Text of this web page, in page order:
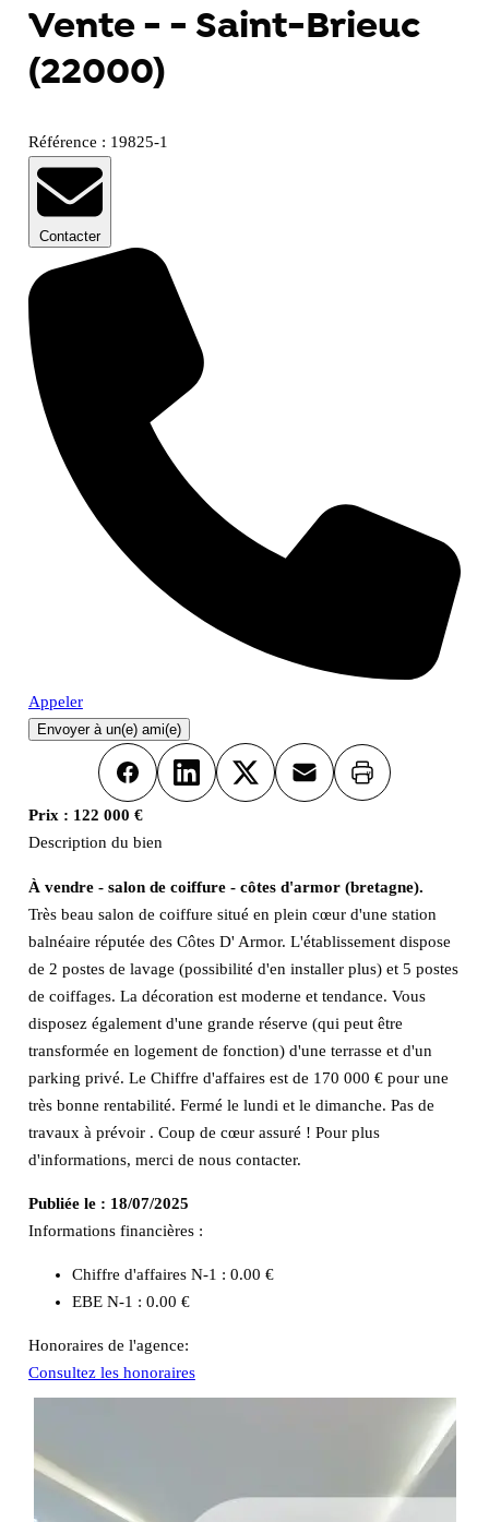
Vente - - Saint-Brieuc
(22000)
Référence : 19825-1
Contacter
Appeler
Envoyer à un(e) ami(e)
FacebookLinkedInX Email Imprimer
Prix : 122 000 €
Description du bien
À vendre - salon de coiffure - côtes d'armor (bretagne).
Très beau salon de coiffure situé en plein cœur d'une station
balnéaire réputée des Côtes D' Armor. L'établissement dispose
de 2 postes de lavage (possibilité d'en installer plus) et 5 postes
de coiffages. La décoration est moderne et tendance. Vous
disposez également d'une grande réserve (qui peut être
transformée en logement de fonction) d'une terrasse et d'un
parking privé. Le Chiffre d'affaires est de 170 000 € pour une
très bonne rentabilité. Fermé le lundi et le dimanche. Pas de
travaux à prévoir . Coup de cœur assuré ! Pour plus
d'informations, merci de nous contacter.
Publiée le : 18/07/2025
Informations financières :
Chiffre d'affaires N-1 : 0.00 €
EBE N-1 : 0.00 €
Honoraires de l'agence:
Consultez les honoraires